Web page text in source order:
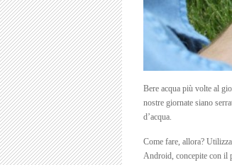
Bere acqua più volte al
nostre giornate siano
d’acqua.
Come fare, allora?
Android, concepite con il